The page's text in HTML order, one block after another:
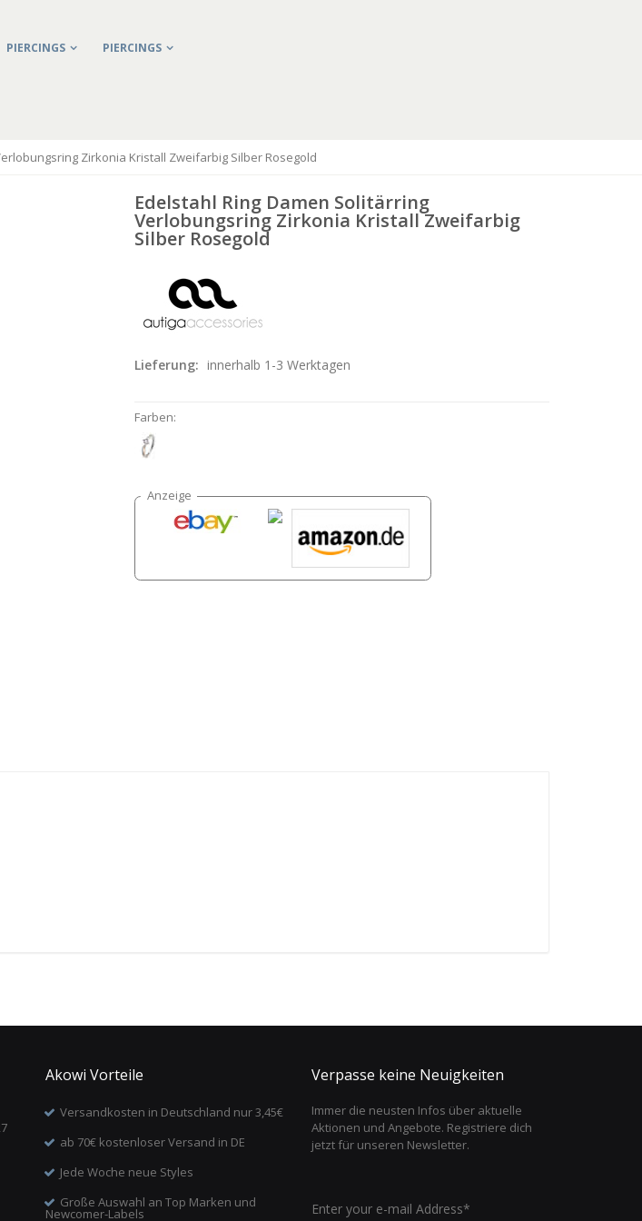
PIERCINGS
PIERCINGS
Zirkonia Kristall Zweifarbig Silber Rosegold
Edelstahl Ring Damen Solitärring
Verlobungsring Zirkonia Kristall Zweifarbig
Silber Rosegold
Lieferung: innerhalb 1-3 Werktagen
Farben:
Akowi Vorteile
Versandkosten in Deutschland nur 3,45€
ab 70€ kostenloser Versand in DE
Jede Woche neue Styles
Große Auswahl an Top Marken und
Newcomer-Labels
Verpasse keine Neuigkeiten
Immer die neusten Infos über aktuelle
Aktionen und Angebote. Registriere dich
jetzt für unseren Newsletter.
Enter your e-mail Address*